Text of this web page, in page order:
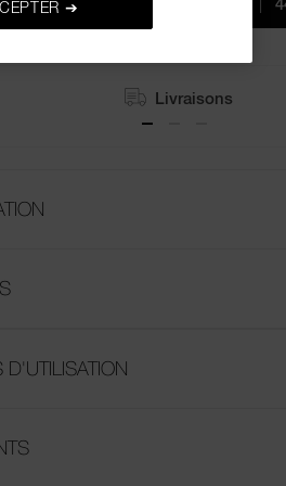
Livraisons
D'UTILISATION
➔